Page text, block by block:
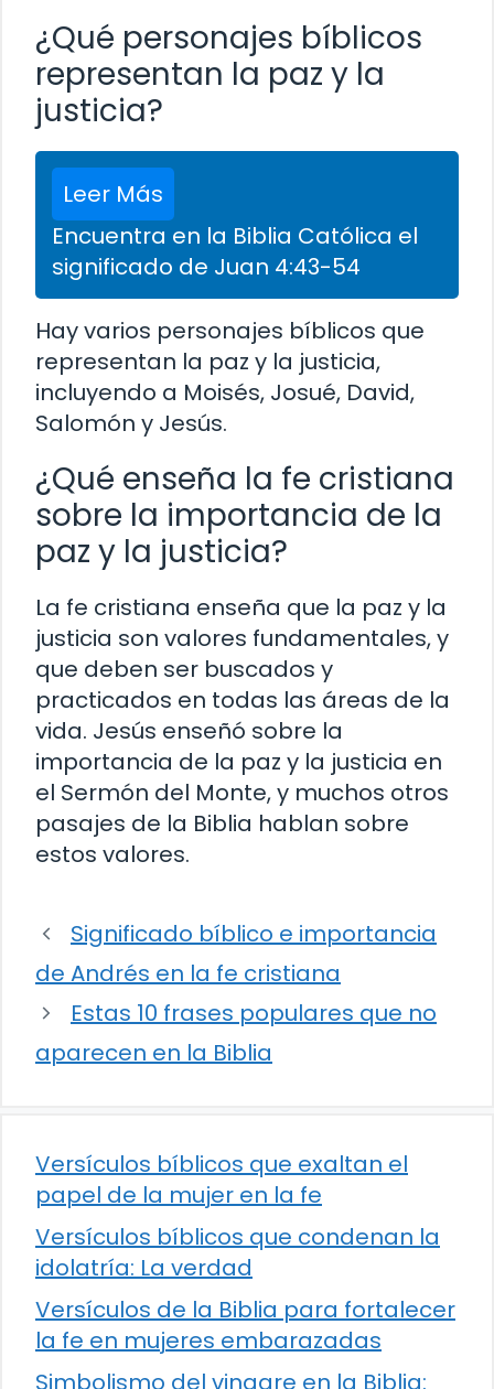
¿Qué personajes bíblicos
representan la paz y la
justicia?
Leer Más
Encuentra en la Biblia Católica el
significado de Juan 4:43-54
Hay varios personajes bíblicos que
representan la paz y la justicia,
incluyendo a Moisés, Josué, David,
Salomón y Jesús.
¿Qué enseña la fe cristiana
sobre la importancia de la
paz y la justicia?
La fe cristiana enseña que la paz y la
justicia son valores fundamentales, y
que deben ser buscados y
practicados en todas las áreas de la
vida. Jesús enseñó sobre la
importancia de la paz y la justicia en
el Sermón del Monte, y muchos otros
pasajes de la Biblia hablan sobre
estos valores.
Significado bíblico e importancia
de Andrés en la fe cristiana
Estas 10 frases populares que no
aparecen en la Biblia
Versículos bíblicos que exaltan el
papel de la mujer en la fe
Versículos bíblicos que condenan la
idolatría: La verdad
Versículos de la Biblia para fortalecer
la fe en mujeres embarazadas
Simbolismo del vinagre en la Biblia: